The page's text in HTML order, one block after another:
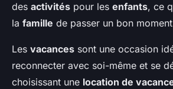
des activités pour les enfants, ce
la famille de passer un bon
Les vacances sont une occasion
reconnecter avec soi-même et se
choisissant une location de